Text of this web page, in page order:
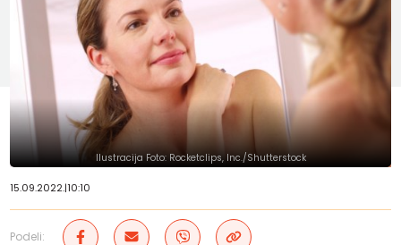
Ilustracija Foto: Rocketclips, Inc./Shutterstock
15.09.2022.|10:10
Podeli: